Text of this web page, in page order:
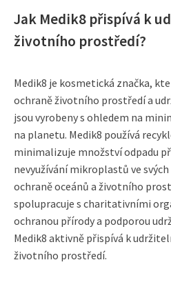
Jak Medik8 přispívá k
životního prostředí?
Medik8 je kosmetická značka,
ochraně životního prostředí a
jsou vyrobeny s ohledem na
na planetu. Medik8 používá
minimalizuje množství odpadu
nevyužívání mikroplastů ve
ochraně oceánů a životního
spolupracuje s charitativními
ochranou přírody a podporou
Medik8 aktivně přispívá k
životního prostředí.